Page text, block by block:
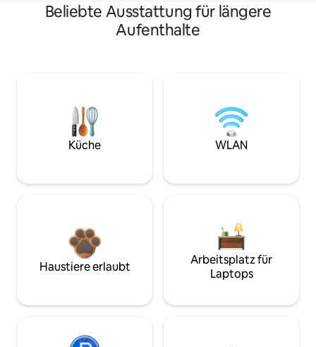
Beliebte Ausstattung für längere
Aufenthalte
Küche WLAN
Haustiere erlaubt
Arbeitsplatz für
Laptops